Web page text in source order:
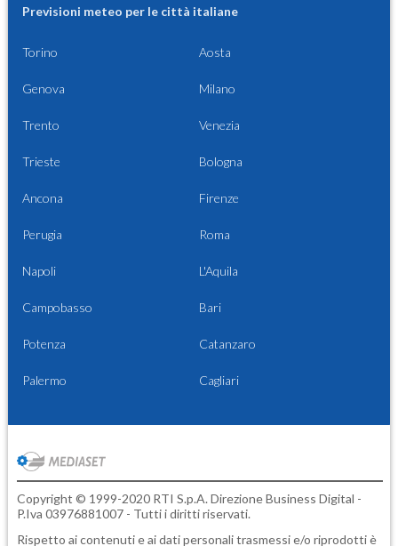
Previsioni meteo per le città italiane
Torino Aosta
Genova Milano
Trento Venezia
Trieste Bologna
Ancona Firenze
Perugia Roma
Napoli L'Aquila
Campobasso Bari
Potenza Catanzaro
Palermo Cagliari
Copyright © 1999-2020 RTI S.p.A. Direzione Business Digital -
P.Iva 03976881007 - Tutti i diritti riservati.
Rispetto ai contenuti e ai dati personali trasmessi e/o riprodotti è